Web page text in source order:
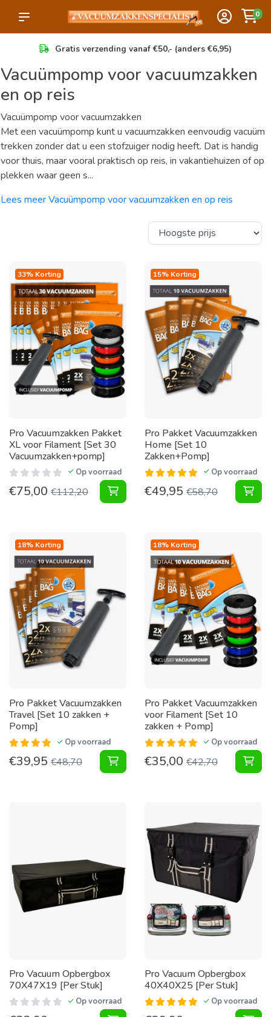
0
Gratis verzending vanaf €50,- (anders €6,95)
Vacuümpomp voor vacuumzakken
en op reis
Vacuümpomp voor vacuumzakken
Met een vacuümpomp kunt u vacuumzakken eenvoudig vacuüm
trekken zonder dat u een stofzuiger nodig heeft. Dat is handig
voor thuis, maar vooral praktisch op reis, in vakantiehuizen of op
plekken waar geen s...
Lees meer Vacuümpomp voor vacuumzakken en op reis
33% Korting
Pro Vacuumzakken Pakket
XL voor Filament [Set 30
Vacuumzakken+pomp]
Op voorraad
€75,00 €112,20 Vacuumzakken Pakket XL voor
15% Korting
Pro Pakket Vacuumzakken
Home [Set 10
Zakken+Pomp]
Op voorraad
€49,95 €58,70
18% Korting
Pro Pakket Vacuumzakken
Travel [Set 10 zakken +
Pomp]
Op voorraad
€39,95 €48,70 Pakket Vacuumzakken Travel [Set
18% Korting
Pro Pakket Vacuumzakken
voor Filament [Set 10
zakken + Pomp]
Op voorraad
€35,00 €42,70
Pro Vacuum Opbergbox
70X47X19 [Per Stuk]
Op voorraad
Pro Vacuum Opbergbox
40X40X25 [Per Stuk]
Op voorraad